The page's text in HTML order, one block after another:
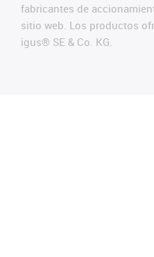
fabricantes de
sitio web. Los productos
igus® SE & Co. KG.